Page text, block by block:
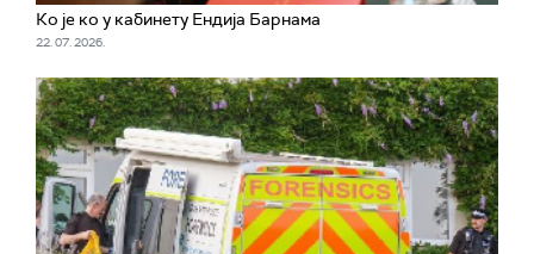
Ко је ко у кабинету Ендија Барнама
22. 07. 2026.